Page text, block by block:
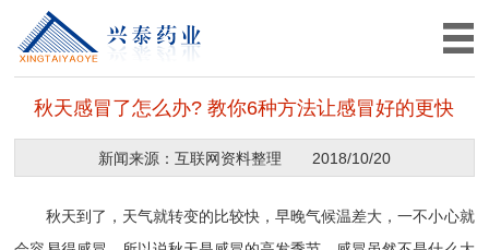
秋天感冒了怎么办? 教你6种方法让感冒好的更快
新闻来源：互联网资料整理 2018/10/20
秋天到了，天气就转变的比较快，早晚气候温差大，一不小心就